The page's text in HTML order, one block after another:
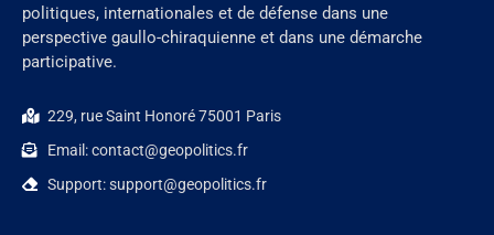
politiques, internationales et de défense dans une
perspective gaullo-chiraquienne et dans une démarche
participative.
229, rue Saint Honoré 75001 Paris
Email: contact@geopolitics.fr
Support: support@geopolitics.fr